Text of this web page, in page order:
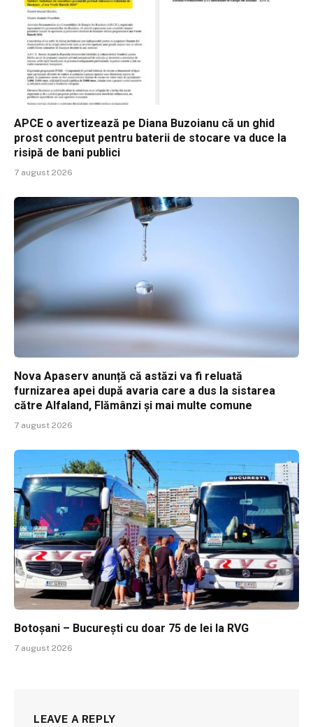
APCE o avertizează pe Diana Buzoianu că un ghid
prost conceput pentru baterii de stocare va duce la
risipă de bani publici
7 august 2026
Nova Apaserv anunță că astăzi va fi reluată
furnizarea apei după avaria care a dus la sistarea
către Alfaland, Flămânzi și mai multe comune
7 august 2026
Botoșani – București cu doar 75 de lei la RVG
7 august 2026
LEAVE A REPLY